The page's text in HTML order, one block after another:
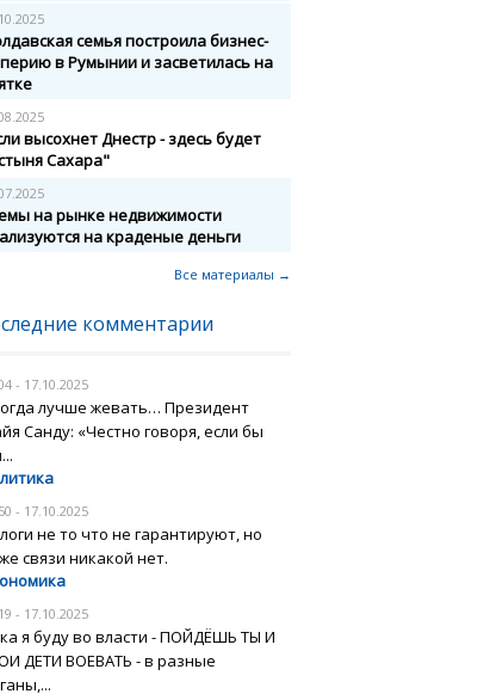
семья построила бизнес-
в Румынии и засветилась на
высохнет Днестр - здесь будет
Сахара"
на рынке недвижимости
на краденые деньги
Все материалы →
комментарии
- 17.10.2025
лучше жевать… Президент
Санду: «Честно говоря, если бы
- 17.10.2025
не то что не гарантируют, но
связи никакой нет.
- 17.10.2025
я буду во власти - ПОЙДЁШЬ ТЫ И
ДЕТИ ВОЕВАТЬ - в разные